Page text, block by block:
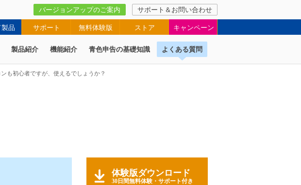
バージョンアップのご案内 サポート＆お問い合わせ
品 サポート 無料体験版 ストア キャンペーン
製品紹介 機能紹介 青色申告の基礎知識 よくある質問
も初心者ですが、使えるでしょうか？
体験版ダウンロード
30日間無料体験・サポート付き